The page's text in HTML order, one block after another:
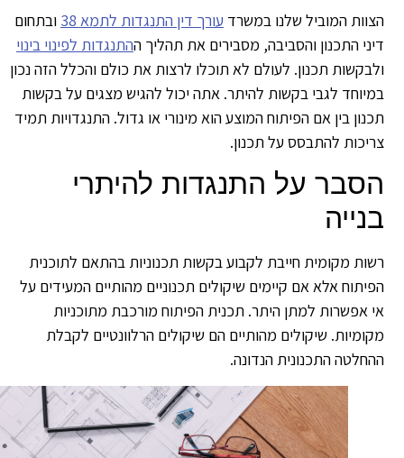
המוביל שלנו במשרדעורך דין התנגדות לתמא 38
ובתחום
התכנון והסביבה, מסבירים את תהליך ההתנגדות לפינוי בינוי
תכנון. לעולם לא תוכלו לרצות את כולם והכלל הזה נכון
לגבי בקשות להיתר. אתה יכול להגיש מצגים על בקשות
בין אם הפיתוח המוצע הוא מינורי או גדול. התנגדויות תמיד
להתבסס על תכנון.
על התנגדות להיתרי
מקומית חייבת לקבוע בקשות תכנוניות בהתאם לתוכנית
אלא אם קיימים שיקולים תכנוניים מהותיים המעידים על
אפשרות למתן היתר. תכנית הפיתוח מורכבת מתוכניות
שיקולים מהותיים הם שיקולים הרלוונטיים לקבלת
התכנונית הנדונה.